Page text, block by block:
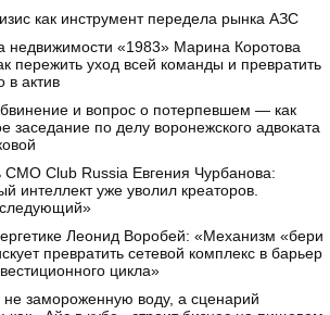
как инструмент передела рынка АЗС
недвижимости «1983» Марина Коротова
пережить уход всей команды и превратить
в актив
и вопрос о потерпевшем — как
заседание по делу воронежского адвоката
CMO Club Russia Евгения Чурбанова:
интеллект уже уволил креаторов.
Леонид Воробей: «Механизм «бери
превратить сетевой комплекс в барьер
цикла»
замороженную воду, а сценарий